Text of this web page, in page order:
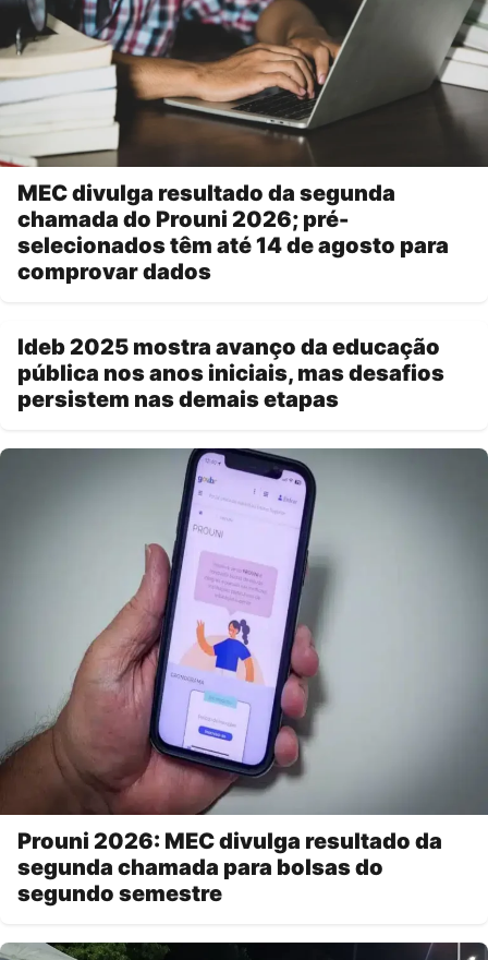
MEC divulga resultado da segunda
chamada do Prouni 2026; pré-
selecionados têm até 14 de agosto para
comprovar dados
Ideb 2025 mostra avanço da educação
pública nos anos iniciais, mas desafios
persistem nas demais etapas
Prouni 2026: MEC divulga resultado da
segunda chamada para bolsas do
segundo semestre